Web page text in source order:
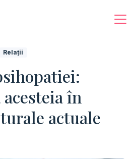
Relații
în
actuale